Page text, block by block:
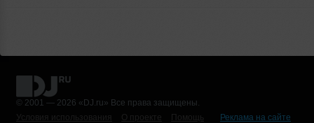
© 2001 — 2026 «DJ.ru» Все права защищены.
Условия использования
О проекте Помощь
Реклама на сайте